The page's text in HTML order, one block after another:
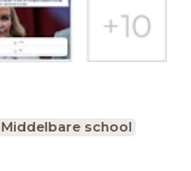
Middelbare school